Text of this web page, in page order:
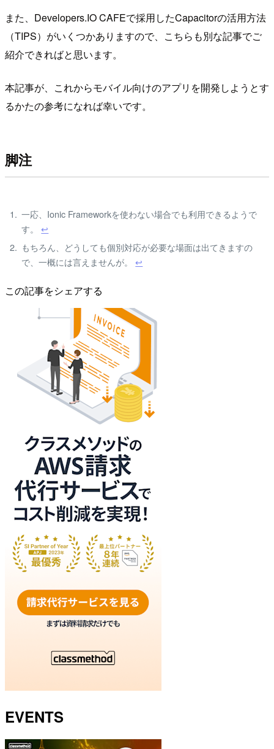
また、Developers.IO CAFEで採用したCapacitorの活用方法
（TIPS）がいくつかありますので、こちらも別な記事でご
紹介できればと思います。
本記事が、これからモバイル向けのアプリを開発しようとす
るかたの参考になれば幸いです。
脚注
一応、Ionic Frameworkを使わない場合でも利用できるようで
す。↩
もちろん、どうしても個別対応が必要な場面は出てきますの
で、一概には言えませんが。↩
この記事をシェアする
EVENTS